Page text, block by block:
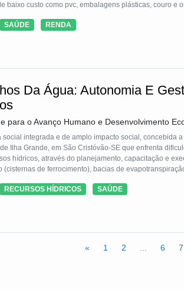
baixo custo como pvc, embalagens plásticas, couro e
SAÚDE RENDA
Da Água: Autonomia E
para o Avanço Humano e Desenvolvimento
social integrada e de amplo impacto social, concebida
Ilha Grande, em São Cristóvão-SE que enfrenta
hídricos, através do planejamento, capacitação e
(cisternas de ferrocimento), bacias de
básico e segurança alimentar.
RECURSOS HÍDRICOS SAÚDE
« 1 2 6 7